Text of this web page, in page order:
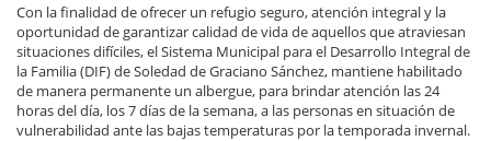
Con la finalidad de ofrecer un refugio seguro, atención integral y la
oportunidad de garantizar calidad de vida de aquellos que atraviesan
situaciones difíciles, el Sistema Municipal para el Desarrollo Integral de
la Familia (DIF) de Soledad de Graciano Sánchez, mantiene habilitado
de manera permanente un albergue, para brindar atención las 24
horas del día, los 7 días de la semana, a las personas en situación de
vulnerabilidad ante las bajas temperaturas por la temporada invernal.